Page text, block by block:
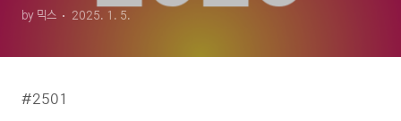
by 믹스 2025. 1. 5.
#2501